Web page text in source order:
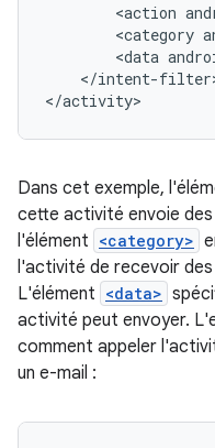
<action
<category
<data
</intent-
Dans cet exemple,
cette activité envoie
l'élément <category>
l'activité de recevoir
L'élément <data>
activité peut envoyer.
comment appeler
un e-mail :